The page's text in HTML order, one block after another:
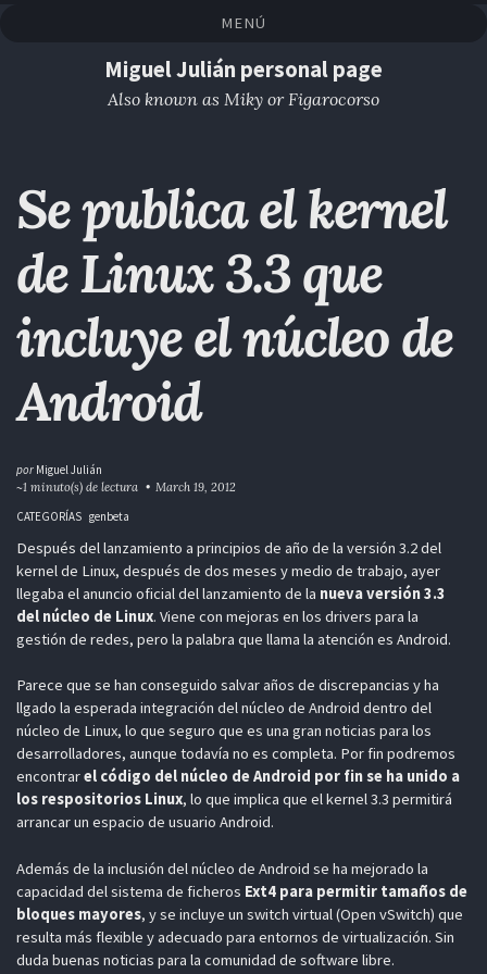
MENÚ
Miguel Julián personal page
Also known as Miky or Figarocorso
Se publica el kernel
de Linux 3.3 que
incluye el núcleo de
Android
por Miguel Julián
~1 minuto(s) de lectura
March 19, 2012
CATEGORÍAS genbeta
Después del lanzamiento a principios de año de la versión 3.2 del
kernel de Linux, después de dos meses y medio de trabajo, ayer
llegaba el anuncio oficial del lanzamiento de la nueva versión 3.3
del núcleo de Linux. Viene con mejoras en los drivers para la
gestión de redes, pero la palabra que llama la atención es Android.
Parece que se han conseguido salvar años de discrepancias y ha
llgado la esperada integración del núcleo de Android dentro del
núcleo de Linux, lo que seguro que es una gran noticias para los
desarrolladores, aunque todavía no es completa. Por fin podremos
encontrarel código del núcleo de Android por fin se ha unido a
los respositorios Linux, lo que implica que el kernel 3.3 permitirá
arrancar un espacio de usuario Android.
Además de la inclusión del núcleo de Android se ha mejorado la
capacidad del sistema de ficheros Ext4 para permitir tamaños de
bloques mayores, y se incluye un switch virtual (Open vSwitch) que
resulta más flexible y adecuado para entornos de virtualización. Sin
duda buenas noticias para la comunidad de software libre.